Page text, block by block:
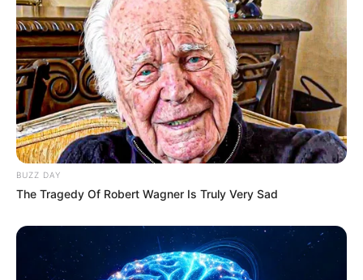
BUZZ DAY
The Tragedy Of Robert Wagner Is Truly Very Sad